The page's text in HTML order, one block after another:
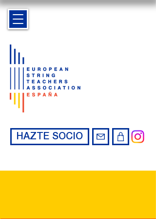
HAZTE SOCIO